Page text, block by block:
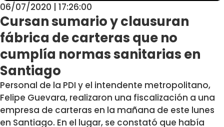
06/07/2020 | 17:26:00
Cursan sumario y clausuran
fábrica de carteras que no
cumplía normas sanitarias en
Santiago
Personal de la PDI y el intendente metropolitano,
Felipe Guevara, realizaron una fiscalización a una
empresa de carteras en la mañana de este lunes
en Santiago. En el lugar, se constató que había